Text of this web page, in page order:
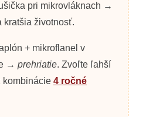
pri mikrovláknach →
kratšia životnosť.
+ mikroflanel v
→ prehriatie. Zvoľte ľahší
kombinácie 4 ročné